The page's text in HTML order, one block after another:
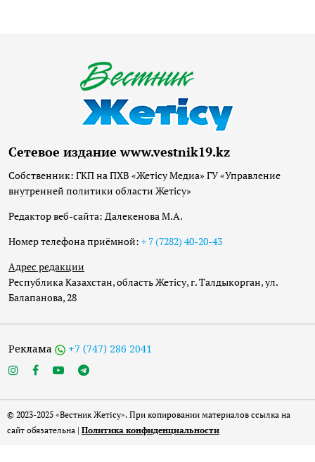
Сетевое издание www.vestnik19.kz
Собственник: ГКП на ПХВ «Жетісу Медиа» ГУ «Управление
внутренней политики области Жетісу»
Редактор веб-сайта: Далекенова М.А.
Номер телефона приёмной: + 7 (7282) 40-20-43
Адрес редакции
Республика Казахстан, область Жетісу, г. Талдыкорган, ул.
Балапанова, 28
Реклама +7 (747) 286 2041
© 2023-2025 «Вестник Жетісу». При копировании материалов ссылка на
сайт обязательна | Политика конфиденциальности